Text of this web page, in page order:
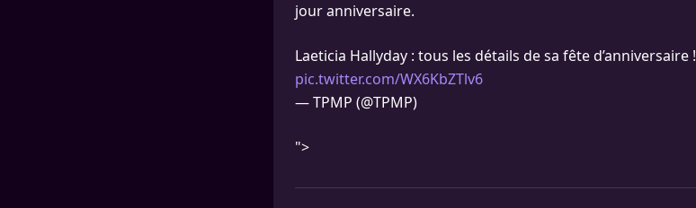
jour anniversaire.
Laeticia Hallyday : tous les détails de sa fête d’anniversaire !
pic.twitter.com/WX6KbZTlv6
— TPMP (@TPMP)
">